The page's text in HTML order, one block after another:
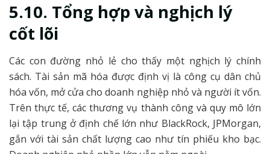
5.10. Tổng hợp và nghịch lý
cốt lõi
Các con đường nhỏ lẻ cho thấy một nghịch lý chính
sách. Tài sản mã hóa được định vị là công cụ dân chủ
hóa vốn, mở cửa cho doanh nghiệp nhỏ và người ít vốn.
Trên thực tế, các thương vụ thành công và quy mô lớn
lại tập trung ở định chế lớn như BlackRock, JPMorgan,
gắn với tài sản chất lượng cao như tín phiếu kho bạc.